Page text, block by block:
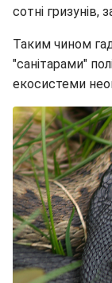
сотні
Таким чином
"санітарами"
екосистеми